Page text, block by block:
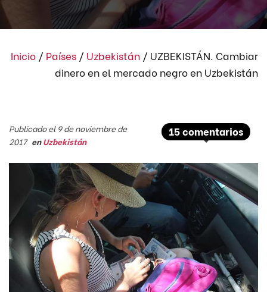
Inicio / Países / Uzbekistán / UZBEKISTÁN. Cambiar
dinero en el mercado negro en Uzbekistán
15 comentarios
Publicado el 9 de noviembre de
2017 enUzbekistán